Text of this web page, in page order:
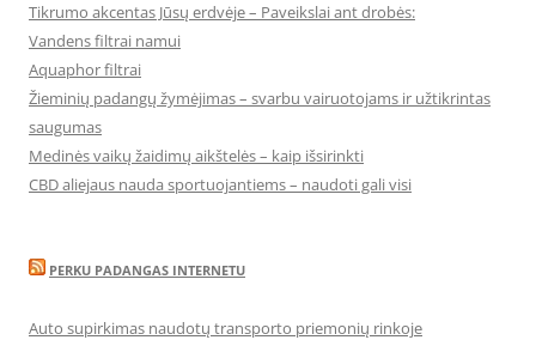
Tikrumo akcentas Jūsų erdvėje – Paveikslai ant drobės:
Vandens filtrai namui
Aquaphor filtrai
Žieminių padangų žymėjimas – svarbu vairuotojams ir užtikrintas
saugumas
Medinės vaikų žaidimų aikštelės – kaip išsirinkti
CBD aliejaus nauda sportuojantiems – naudoti gali visi
PERKU PADANGAS INTERNETU
Auto supirkimas naudotų transporto priemonių rinkoje